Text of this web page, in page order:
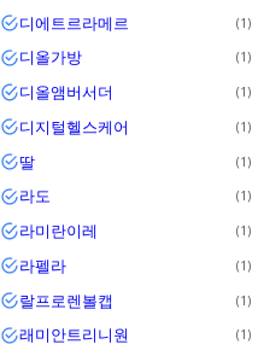
디에트르라메르 1
디올가방 1
디올앰버서더 1
디지털헬스케어 1
딸 1
라도 1
라미란이레 1
라펠라 1
랄프로렌볼캡 1
래미안트리니원 1